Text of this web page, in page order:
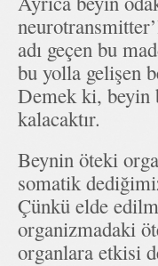
adı geçen bu
bu yolla gelişen
Demek ki, beyin
kalacaktır.
Beynin öteki
somatik
Çünkü elde
organizmadaki
organlara etkisi